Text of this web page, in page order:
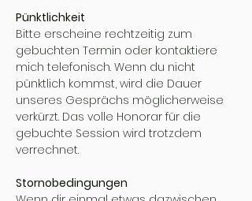
Pünktlichkeit
Bitte erscheine rechtzeitig zum
gebuchten Termin oder kontaktiere
mich telefonisch. Wenn du nicht
pünktlich kommst, wird die Dauer
unseres Gesprächs möglicherweise
verkürzt. Das volle Honorar für die
gebuchte Session wird trotzdem
verrechnet.
Stornobedingungen